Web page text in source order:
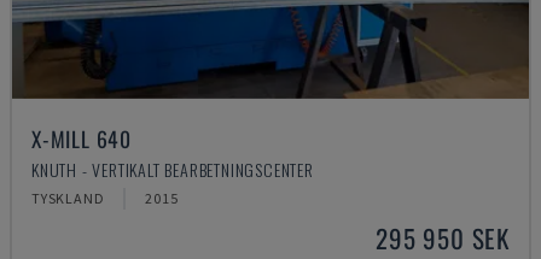
X-MILL 640
KNUTH - VERTIKALT BEARBETNINGSCENTER
TYSKLAND 2015
295 950 SEK